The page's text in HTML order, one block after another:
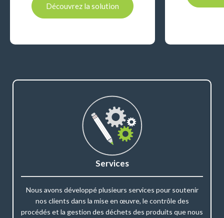
Découvrez la solution
Services
Nous avons développé plusieurs services pour soutenir
nos clients dans la mise en œuvre, le contrôle des
procédés et la gestion des déchets des produits que nous